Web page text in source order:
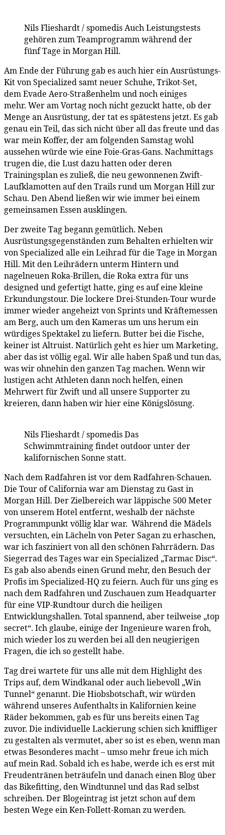
Nils Flieshardt / spomedisAuch Leistungstests
gehören zum Teamprogramm während der
fünf Tage in Morgan Hill.
Am Ende der Führung gab es auch hier ein Ausrüstungs-
Kit von Specialized samt neuer Schuhe, Trikot-Set,
dem Evade Aero-Straßenhelm und noch einiges
mehr. Wer am Vortag noch nicht gezuckt hatte, ob der
Menge an Ausrüstung, der tat es spätestens jetzt. Es gab
genau ein Teil, das sich nicht über all das freute und das
war mein Koffer, der am folgenden Samstag wohl
aussehen würde wie eine Foie-Gras-Gans. Nachmittags
trugen die, die Lust dazu hatten oder deren
Trainingsplan es zuließ, die neu gewonnenen Zwift-
Laufklamotten auf den Trails rund um Morgan Hill zur
Schau. Den Abend ließen wir wie immer bei einem
gemeinsamen Essen ausklingen.
Der zweite Tag begann gemütlich. Neben
Ausrüstungsgegenständen zum Behalten erhielten wir
von Specialized alle ein Leihrad für die Tage in Morgan
Hill. Mit den Leihrädern unterm Hintern und
nagelneuen Roka-Brillen, die Roka extra für uns
designed und gefertigt hatte, ging es auf eine kleine
Erkundungstour. Die lockere Drei-Stunden-Tour wurde
immer wieder angeheizt von Sprints und Kräftemessen
am Berg, auch um den Kameras um uns herum ein
würdiges Spektakel zu liefern. Butter bei die Fische,
keiner ist Altruist. Natürlich geht es hier um Marketing,
aber das ist völlig egal. Wir alle haben Spaß und tun das,
was wir ohnehin den ganzen Tag machen. Wenn wir
lustigen acht Athleten dann noch helfen, einen
Mehrwert für Zwift und all unsere Supporter zu
kreieren, dann haben wir hier eine Königslösung.
Nils Flieshardt / spomedisDas
Schwimmtraining findet outdoor unter der
kalifornischen Sonne statt.
Nach dem Radfahren ist vor dem Radfahren-Schauen.
Die Tour of California war am Dienstag zu Gast in
Morgan Hill. Der Zielbereich war läppische 500 Meter
von unserem Hotel entfernt, weshalb der nächste
Programmpunkt völlig klar war. Während die Mädels
versuchten, ein Lächeln von Peter Sagan zu erhaschen,
war ich fasziniert von all den schönen Fahrrädern. Das
Siegerrad des Tages war ein Specialized „Tarmac Disc“.
Es gab also abends einen Grund mehr, den Besuch der
Profis im Specialized-HQ zu feiern. Auch für uns ging es
nach dem Radfahren und Zuschauen zum Headquarter
für eine VIP-Rundtour durch die heiligen
Entwicklungshallen. Total spannend, aber teilweise „top
secret“. Ich glaube, einige der Ingenieure waren froh,
mich wieder los zu werden bei all den neugierigen
Fragen, die ich so gestellt habe.
Tag drei wartete für uns alle mit dem Highlight des
Trips auf, dem Windkanal oder auch liebevoll „Win
Tunnel“ genannt. Die Hiobsbotschaft, wir würden
während unseres Aufenthalts in Kalifornien keine
Räder bekommen, gab es für uns bereits einen Tag
zuvor. Die individuelle Lackierung schien sich kniffliger
zu gestalten als vermutet, aber so ist es eben, wenn man
etwas Besonderes macht – umso mehr freue ich mich
auf mein Rad. Sobald ich es habe, werde ich es erst mit
Freudentränen beträufeln und danach einen Blog über
das Bikefitting, den Windtunnel und das Rad selbst
schreiben. Der Blogeintrag ist jetzt schon auf dem
besten Wege ein Ken-Follett-Roman zu werden.